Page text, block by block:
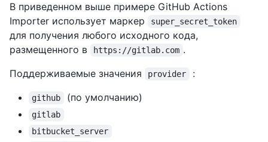
В приведенном выше примере GitHub Actions
Importer использует маркер
super_secret_token
для получения любого исходного кода,
размещенного в
https://gitlab.com .
Поддерживаемые значения
provider :
github (по умолчанию)
gitlab
bitbucket_server